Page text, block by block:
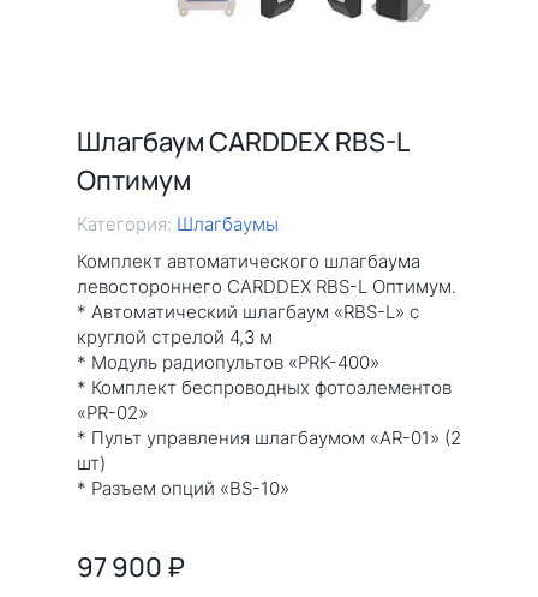
Шлагбаум CARDDEX RBS-L
Оптимум
Категория: Шлагбаумы
Комплект автоматического шлагбаума
левостороннего CARDDEX RBS-L Оптимум.
* Автоматический шлагбаум «RBS-L» с
круглой стрелой 4,3 м
* Модуль радиопультов «PRK-400»
* Комплект беспроводных фотоэлементов
«PR-02»
* Пульт управления шлагбаумом «AR-01» (2
шт)
* Разъем опций «BS-10»
97 900 ₽